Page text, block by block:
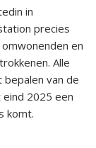
in
precies
en
Alle
van de
2025 een
komt.